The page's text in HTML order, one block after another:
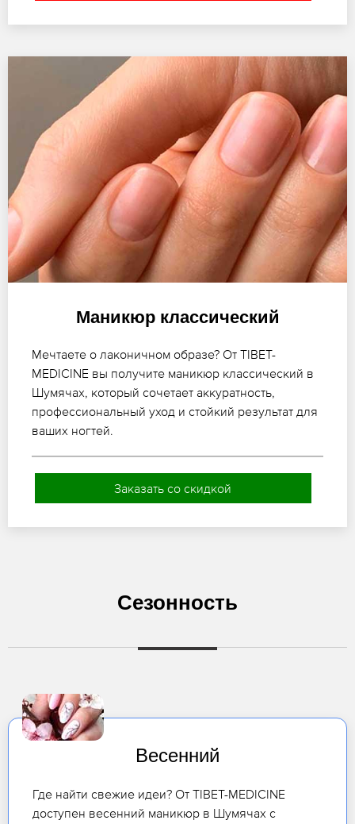
Маникюр классический
Мечтаете о лаконичном образе? От TIBET-
MEDICINE вы получите маникюр классический в
Шумячах, который сочетает аккуратность,
профессиональный уход и стойкий результат для
ваших ногтей.
Заказать со скидкой
Сезонность
Весенний
Где найти свежие идеи? От TIBET-MEDICINE
доступен весенний маникюр в Шумячах с